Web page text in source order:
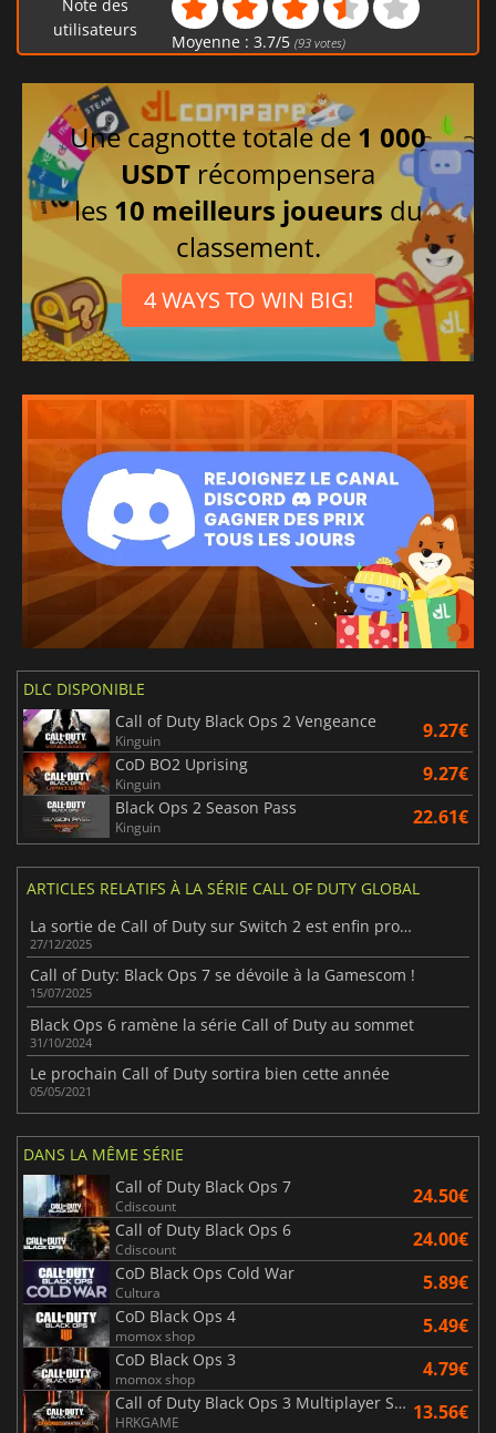
Note des
utilisateurs
Moyenne : 3.7/5 (93votes)
Une cagnotte totale de 1 000
USDT récompensera
les 10 meilleurs joueurs du
classement.
4 WAYS TO WIN BIG!
DLC DISPONIBLE
Call of Duty Black Ops 2 Vengeance
Kinguin 9.27€
CoD BO2 Uprising
Kinguin 9.27€
Black Ops 2 Season Pass
Kinguin 22.61€
ARTICLES RELATIFS À LA SÉRIE CALL OF DUTY GLOBAL
La sortie de Call of Duty sur Switch 2 est enfin proche
27/12/2025
Call of Duty: Black Ops 7 se dévoile à la Gamescom !
15/07/2025
Black Ops 6 ramène la série Call of Duty au sommet
31/10/2024
Le prochain Call of Duty sortira bien cette année
05/05/2021
DANS LA MÊME SÉRIE
Call of Duty Black Ops 7
Cdiscount 24.50€
Call of Duty Black Ops 6
Cdiscount 24.00€
CoD Black Ops Cold War
Cultura 5.89€
CoD Black Ops 4
momox shop 5.49€
CoD Black Ops 3
momox shop 4.79€
Call of Duty Black Ops 3 Multiplayer Starter Pack
HRKGAME 13.56€